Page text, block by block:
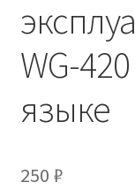
WG-
языке
250 ₽